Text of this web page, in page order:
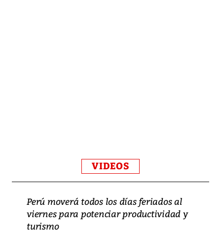
VIDEOS
Perú moverá todos los días feriados al
viernes para potenciar productividad y
turismo